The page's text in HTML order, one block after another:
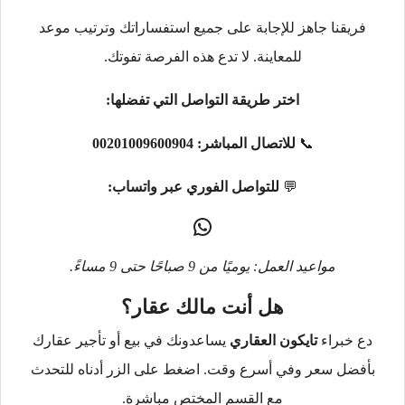
فريقنا جاهز للإجابة على جميع استفساراتك وترتيب موعد
للمعاينة. لا تدع هذه الفرصة تفوتك.
اختر طريقة التواصل التي تفضلها:
📞 للاتصال المباشر: 00201009600904
💬 للتواصل الفوري عبر واتساب:
مواعيد العمل: يوميًا من 9 صباحًا حتى 9 مساءً.
هل أنت مالك عقار؟
دع خبراءتايكون العقاري يساعدونك في بيع أو تأجير عقارك
بأفضل سعر وفي أسرع وقت. اضغط على الزر أدناه للتحدث
مع القسم المختص مباشرة.